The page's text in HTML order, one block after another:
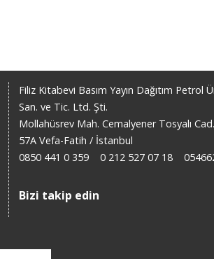
Filiz Kitabevi Basım Yayın Dağıtım Petrol
San. ve Tic. Ltd. Şti.
Mollahüsrev Mah. Cemalyener Tosyalı
57A Vefa-Fatih / İstanbul
0850 441 0 359
0 212 527 07 18
Bizi takip edin